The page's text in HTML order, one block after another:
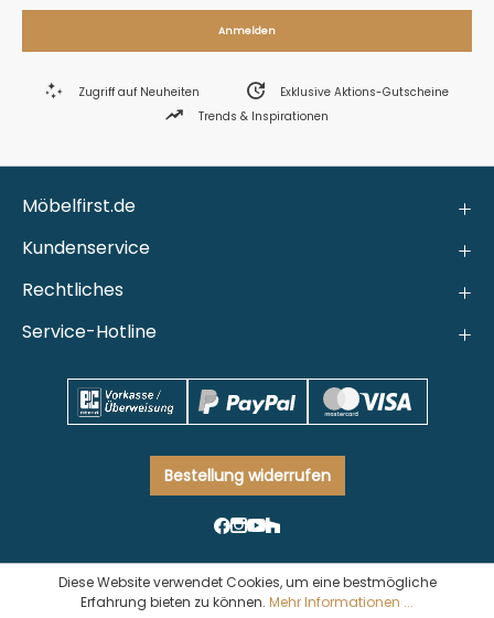
Anmelden
Zugriff auf Neuheiten
Exklusive Aktions-Gutscheine
Trends & Inspirationen
Möbelfirst.de
Kundenservice
Rechtliches
Service-Hotline
Bestellung widerrufen
Diese Website verwendet Cookies, um eine bestmögliche
Erfahrung bieten zu können. Mehr Informationen ...